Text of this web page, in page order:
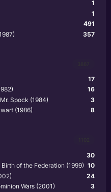
1
1
491
357
17
16
3
Spock (1984)
8
(1986)
30
10
of the Federation (1999)
24
3
Wars (2001)